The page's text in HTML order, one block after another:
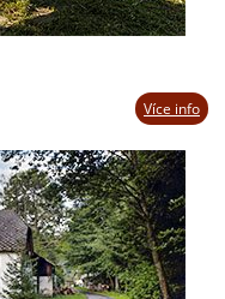
Více info